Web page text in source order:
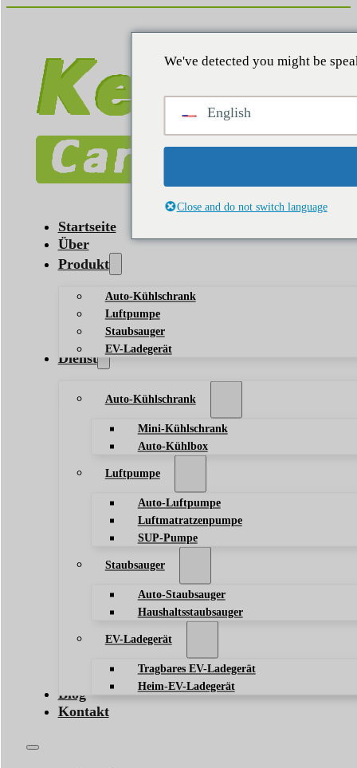
Startseite
Über
Produkt
Auto-Kühlschrank
Luftpumpe
Staubsauger
EV-Ladegerät
Dienst
Auto-Kühlschrank
Mini-Kühlschrank
Auto-Kühlbox
Luftpumpe
Auto-Luftpumpe
Luftmatratzenpumpe
SUP-Pumpe
Staubsauger
Auto-Staubsauger
Haushaltsstaubsauger
EV-Ladegerät
Tragbares EV-Ladegerät
Heim-EV-Ladegerät
Blog
Kontakt
We've detected you might be
English
Close and do not switch language